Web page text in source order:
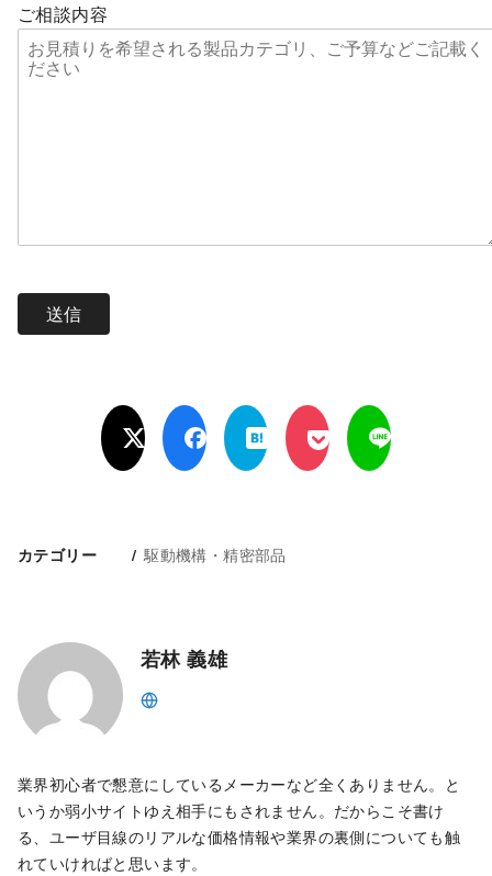
ご相談内容
カテゴリー 駆動機構・精密部品
若林 義雄
業界初心者で懇意にしているメーカーなど全くありません。と
いうか弱小サイトゆえ相手にもされません。だからこそ書け
る、ユーザ目線のリアルな価格情報や業界の裏側についても触
れていければと思います。